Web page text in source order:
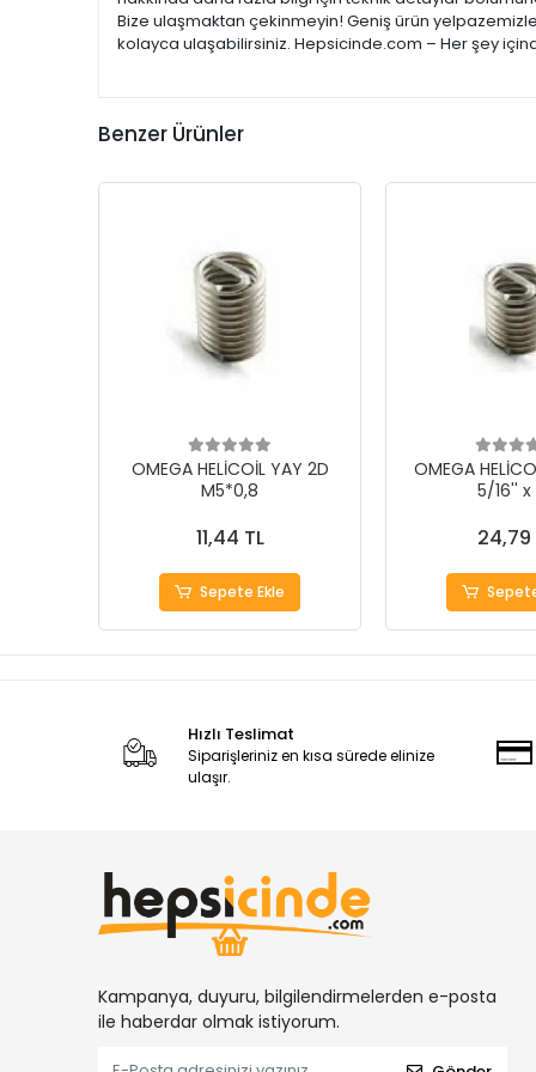
Bize ulaşmaktan çekinmeyin! Geniş ürün
kolayca ulaşabilirsiniz. Hepsicinde.com – Her şey
Benzer Ürünler
OMEGA HELİCOİL YAY 2D
M5*0,8
11,44 TL
Sepete Ekle
OMEGA
5/16''
24,79
Hızlı Teslimat
Siparişleriniz en kısa sürede elinize
ulaşır.
Kampanya, duyuru, bilgilendirmelerden e-posta
ile haberdar olmak istiyorum.